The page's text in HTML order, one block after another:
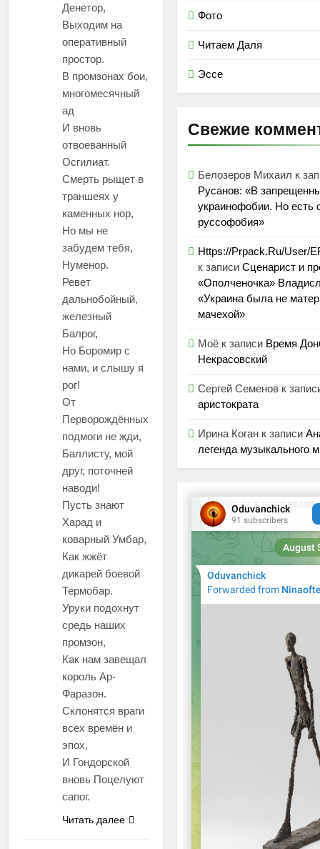
Денетор,
Выходим на
оперативный
простор.
В промзонах бои,
многомесячный
ад
И вновь
отвоеванный
Осгилиат.
Смерть рыщет в
траншеях у
каменных нор,
Но мы не
забудем тебя,
Нуменор.
Ревет
дальнобойный,
железный
Балрог,
Но Боромир с
нами, и слышу я
рог!
От
Перворождённых
подмоги не жди,
Баллисту, мой
друг, поточней
наводи!
Пусть знают
Харад и
коварный Умбар,
Как жжёт
дикарей боевой
Термобар.
Уруки подохнут
средь наших
промзон,
Как нам завещал
король Ар-
Фаразон.
Склонятся враги
всех времён и
эпох,
И Гондорской
вновь Поцелуют
сапог.
Читать далее
Фото
Читаем Даля
Эссе
Свежие
Белозеров Михаил к
Русанов: «В
украинофобии. Но есть
руссофобия»
Https://Prpack.Ru/User/
к записи Сценарист и
«Ополченочка»
«Украина была не
мачехой»
Моё к записи Время
Некрасовский
Сергей Семенов к
аристократа
Ирина Коган к записи
легенда музыкального